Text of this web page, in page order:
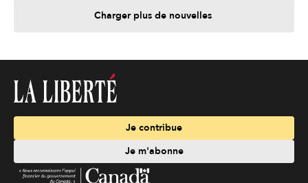
Charger plus de nouvelles
Je contribue
Je m'abonne